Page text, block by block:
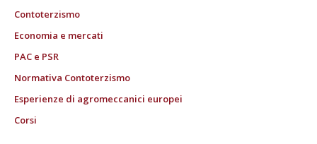
Contoterzismo
Economia e mercati
PAC e PSR
Normativa Contoterzismo
Esperienze di agromeccanici europei
Corsi